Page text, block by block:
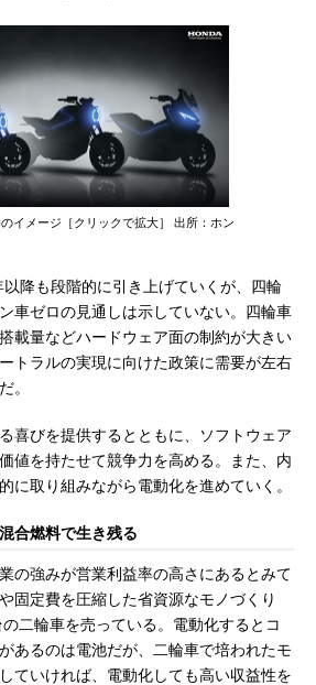
イメージ［クリックで拡大］ 出所：ホン
降も段階的に引き上げていくが、四輪
車ゼロの見通しは示していない。四輪車
載量などハードウェア面の制約が大きい
トラルの実現に向けた政策に需要が左右
。
喜びを提供するとともに、ソフトウェア
値を持たせて競争力を高める。また、内
に取り組みながら電動化を進めていく。
合燃料で生き残る
の強みが営業利益率の高さにあるとみて
固定費を圧縮した省資源なモノづくり
二輪車を売っている。電動化するとコ
あるのは電池だが、二輪車で培われたモ
ていければ、電動化しても高い収益性を